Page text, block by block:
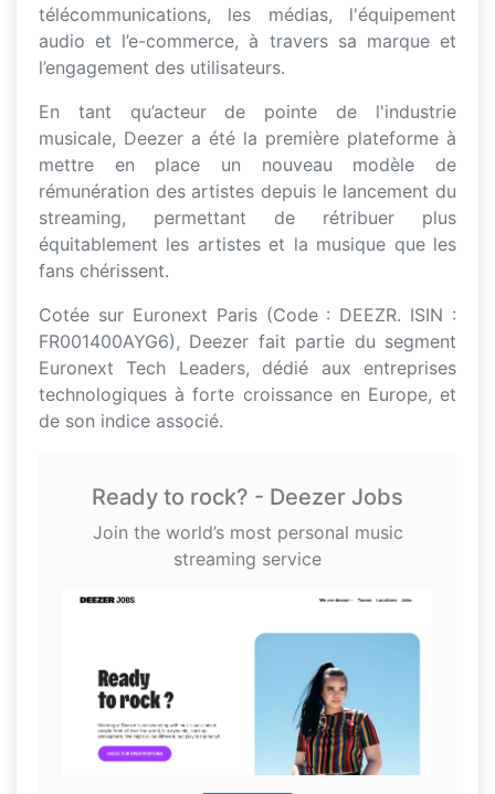
télécommunications, les médias, l'équipement
audio et l’e-commerce, à travers sa marque et
l’engagement des utilisateurs.
En tant qu’acteur de pointe de l'industrie
musicale, Deezer a été la première plateforme à
mettre en place un nouveau modèle de
rémunération des artistes depuis le lancement du
streaming, permettant de rétribuer plus
équitablement les artistes et la musique que les
fans chérissent.
Cotée sur Euronext Paris (Code : DEEZR. ISIN :
FR001400AYG6), Deezer fait partie du segment
Euronext Tech Leaders, dédié aux entreprises
technologiques à forte croissance en Europe, et
de son indice associé.
Ready to rock? - Deezer Jobs
Join the world’s most personal music
streaming service